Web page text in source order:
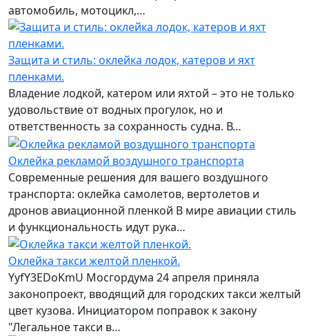
автомобиль, мотоцикл,…
Защита и стиль: оклейка лодок, катеров и яхт
пленками.
Владение лодкой, катером или яхтой – это не только
удовольствие от водных прогулок, но и
ответственность за сохранность судна. В…
Оклейка рекламой воздушного транспорта
Современные решения для вашего воздушного
транспорта: оклейка самолетов, вертолетов и
дронов авиационной пленкой В мире авиации стиль
и функциональность идут рука…
Оклейка такси желтой пленкой.
YyfY3EDoKmU Мосгордума 24 апреля приняла
законопроект, вводящий для городских такси желтый
цвет кузова. Инициатором поправок к закону
"Легальное такси в…